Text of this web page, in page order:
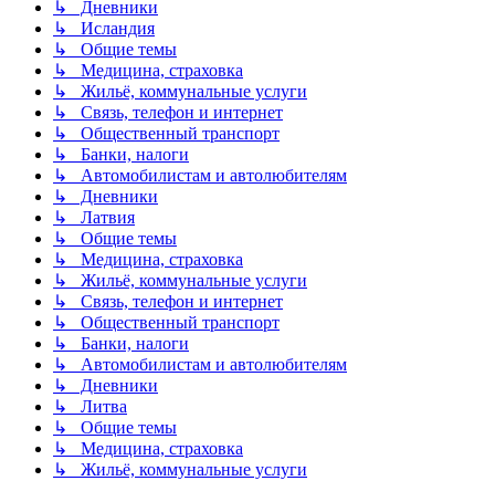
↳ Дневники
↳ Исландия
↳ Общие темы
↳ Медицина, страховка
↳ Жильё, коммунальные услуги
↳ Связь, телефон и интернет
↳ Общественный транспорт
↳ Банки, налоги
↳ Автомобилистам и автолюбителям
↳ Дневники
↳ Латвия
↳ Общие темы
↳ Медицина, страховка
↳ Жильё, коммунальные услуги
↳ Связь, телефон и интернет
↳ Общественный транспорт
↳ Банки, налоги
↳ Автомобилистам и автолюбителям
↳ Дневники
↳ Литва
↳ Общие темы
↳ Медицина, страховка
↳ Жильё, коммунальные услуги